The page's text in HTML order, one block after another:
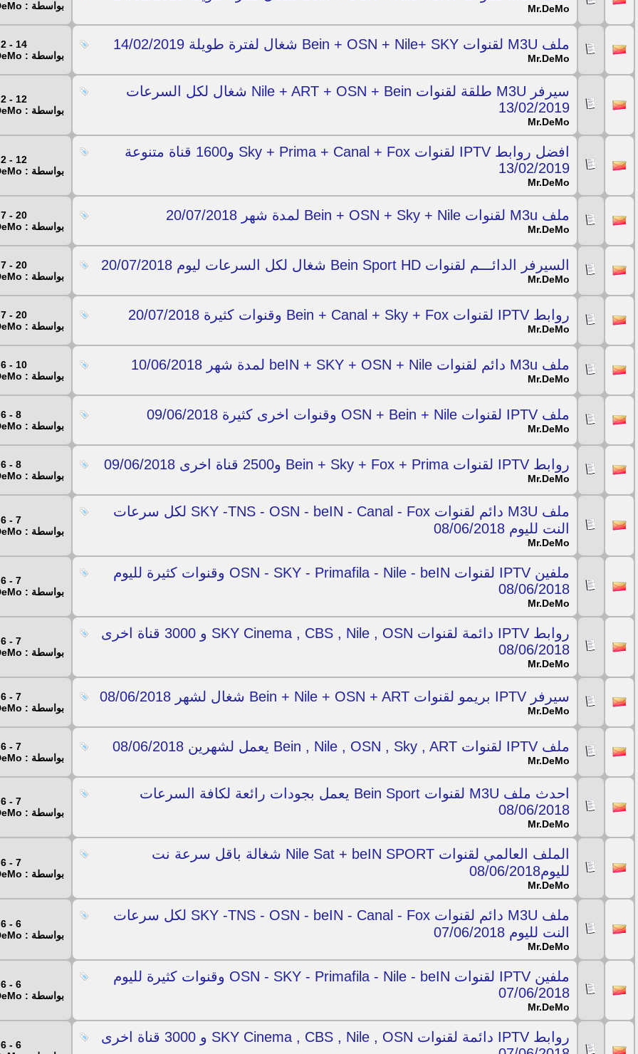
Mr.DeMo
بواسطة : Mr.DeMo
ملف M3U لقنوات Bein + OSN + Nile+ SKY شغال لفترة طويلة 14/02/2019
Mr.DeMo
14 - 2 - 2019
بواسطة : Mr.DeMo
سيرفر M3U طلقة لقنوات Nile + ART + OSN + Bein شغال لكل السرعات
13/02/2019
Mr.DeMo
12 - 2 - 2019
بواسطة : Mr.DeMo
افضل روابط IPTV لقنوات Sky + Prima + Canal + Fox و1600 قناة متنوعة
13/02/2019
Mr.DeMo
12 - 2 - 2019
بواسطة : Mr.DeMo
ملف M3u لقنوات Bein + OSN + Sky + Nile لمدة شهر 20/07/2018
Mr.DeMo
20 - 7 - 2018
بواسطة : Mr.DeMo
السيرفر الدائـــم لقنوات Bein Sport HD شغال لكل السرعات ليوم 20/07/2018
Mr.DeMo
20 - 7 - 2018
بواسطة : Mr.DeMo
روابط IPTV لقنوات Bein + Canal + Sky + Fox وقنوات كثيرة 20/07/2018
Mr.DeMo
20 - 7 - 2018
بواسطة : Mr.DeMo
ملف M3u دائم لقنوات beIN + SKY + OSN + Nile لمدة شهر 10/06/2018
Mr.DeMo
10 - 6 - 2018
بواسطة : Mr.DeMo
ملف IPTV لقنوات OSN + Bein + Nile وقنوات اخرى كثيرة 09/06/2018
Mr.DeMo
8 - 6 - 2018
بواسطة : Mr.DeMo
روابط IPTV لقنوات Bein + Sky + Fox + Prima و2500 قناة اخرى 09/06/2018
Mr.DeMo
8 - 6 - 2018
بواسطة : Mr.DeMo
ملف M3U دائم لقنوات SKY -TNS - OSN - beIN - Canal - Fox لكل سرعات
النت لليوم 08/06/2018
Mr.DeMo
7 - 6 - 2018
بواسطة : Mr.DeMo
ملفين IPTV لقنوات OSN - SKY - Primafila - Nile - beIN وقنوات كثيرة لليوم
08/06/2018
Mr.DeMo
7 - 6 - 2018
بواسطة : Mr.DeMo
روابط IPTV دائمة لقنوات SKY Cinema , CBS , Nile , OSN و 3000 قناة اخرى
08/06/2018
Mr.DeMo
7 - 6 - 2018
بواسطة : Mr.DeMo
سيرفر IPTV بريمو لقنوات Bein + Nile + OSN + ART شغال لشهر 08/06/2018
Mr.DeMo
7 - 6 - 2018
بواسطة : Mr.DeMo
ملف IPTV لقنوات Bein , Nile , OSN , Sky , ART يعمل لشهرين 08/06/2018
Mr.DeMo
7 - 6 - 2018
بواسطة : Mr.DeMo
احدث ملف M3U لقنوات Bein Sport يعمل بجودات رائعة لكافة السرعات
08/06/2018
Mr.DeMo
7 - 6 - 2018
بواسطة : Mr.DeMo
الملف العالمي لقنوات Nile Sat + beIN SPORT شغالة باقل سرعة نت
لليوم08/06/2018
Mr.DeMo
7 - 6 - 2018
بواسطة : Mr.DeMo
ملف M3U دائم لقنوات SKY -TNS - OSN - beIN - Canal - Fox لكل سرعات
النت لليوم 07/06/2018
Mr.DeMo
6 - 6 - 2018
بواسطة : Mr.DeMo
ملفين IPTV لقنوات OSN - SKY - Primafila - Nile - beIN وقنوات كثيرة لليوم
07/06/2018
Mr.DeMo
6 - 6 - 2018
بواسطة : Mr.DeMo
روابط IPTV دائمة لقنوات SKY Cinema , CBS , Nile , OSN و 3000 قناة اخرى
6 - 6 - 2018